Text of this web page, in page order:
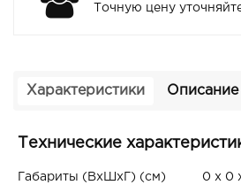
Точную цену
Характеристики Описание
Технические
Габариты (ВxШxГ) (см) 0 x 0